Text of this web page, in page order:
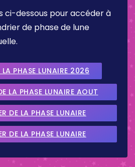
ci-dessous pour accéder à
de phase de lune
LA PHASE LUNAIRE 2026
LA PHASE LUNAIRE AOUT
2026
DE LA PHASE LUNAIRE
2026
DE LA PHASE LUNAIRE